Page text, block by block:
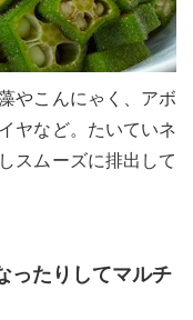
やこんにゃく、アボ
ヤなど。たいていネ
スムーズに排出して
ったりしてマルチ